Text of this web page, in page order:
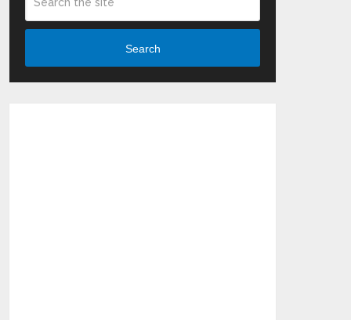
Search